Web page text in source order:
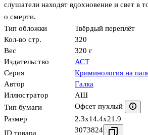
слушатели находят вдохновение и свет в
о смерти.
Тип обложки
Твёрдый переплёт
Кол-во стр.
320
Вес
320 г
Издательство
АСТ
Серия
Криминология на
Автор
Галка
Иллюстратор
АШ
Тип бумаги
Офсет пухлый
Размер
2.3x14.4x21.9
ID товара
3073824